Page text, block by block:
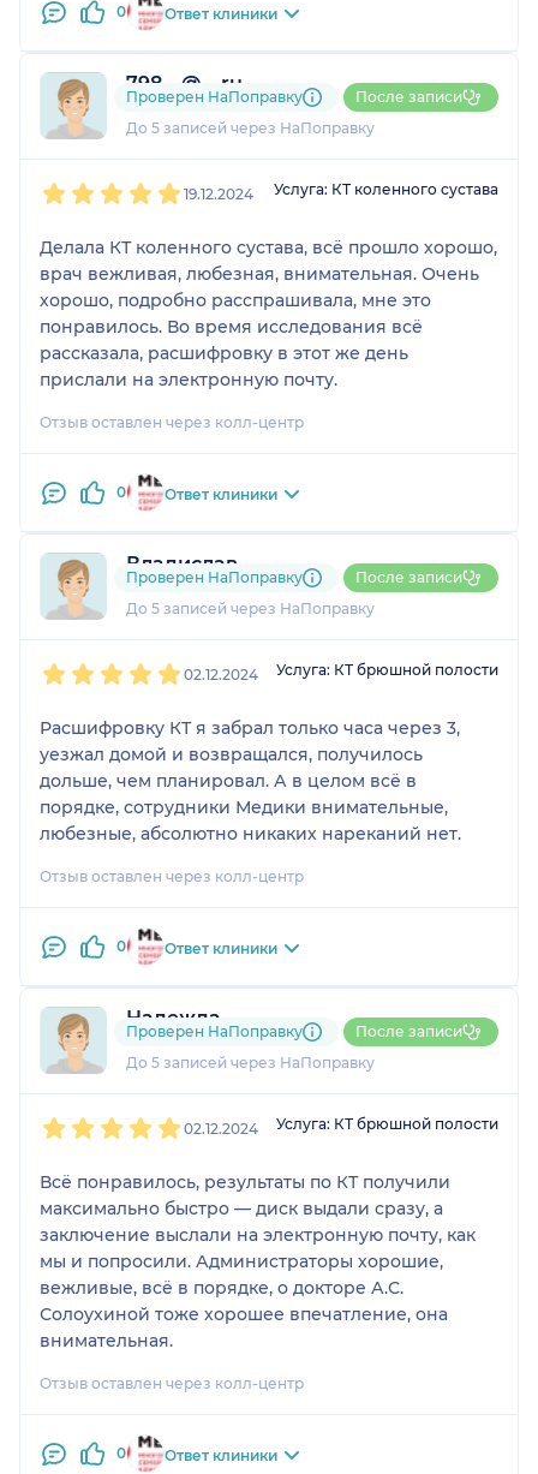
0 Ответ клиники
798....@....ru
2 отзываи 1 оценка
До 5 записей через НаПоправку
Проверен НаПоправку После записи
19.12.2024 Услуга: КТ коленного сустава
Делала КТ коленного сустава, всё прошло хорошо,
врач вежливая, любезная, внимательная. Очень
хорошо, подробно расспрашивала, мне это
понравилось. Во время исследования всё
рассказала, расшифровку в этот же день
прислали на электронную почту.
Отзыв оставлен через колл-центр
0 Ответ клиники
Владислав
1 отзыв
До 5 записей через НаПоправку
Проверен НаПоправку После записи
02.12.2024 Услуга: КТ брюшной полости
Расшифровку КТ я забрал только часа через 3,
уезжал домой и возвращался, получилось
дольше, чем планировал. А в целом всё в
порядке, сотрудники Медики внимательные,
любезные, абсолютно никаких нареканий нет.
Отзыв оставлен через колл-центр
0 Ответ клиники
Надежда
1 отзыв
До 5 записей через НаПоправку
Проверен НаПоправку После записи
02.12.2024 Услуга: КТ брюшной полости
Всё понравилось, результаты по КТ получили
максимально быстро — диск выдали сразу, а
заключение выслали на электронную почту, как
мы и попросили. Администраторы хорошие,
вежливые, всё в порядке, о докторе А.С.
Солоухиной тоже хорошее впечатление, она
внимательная.
Отзыв оставлен через колл-центр
0 Ответ клиники